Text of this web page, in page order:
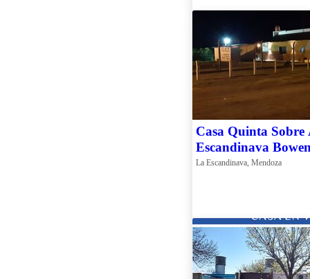
Casa Quinta
Escandinava
La Escandinava, Mendoza